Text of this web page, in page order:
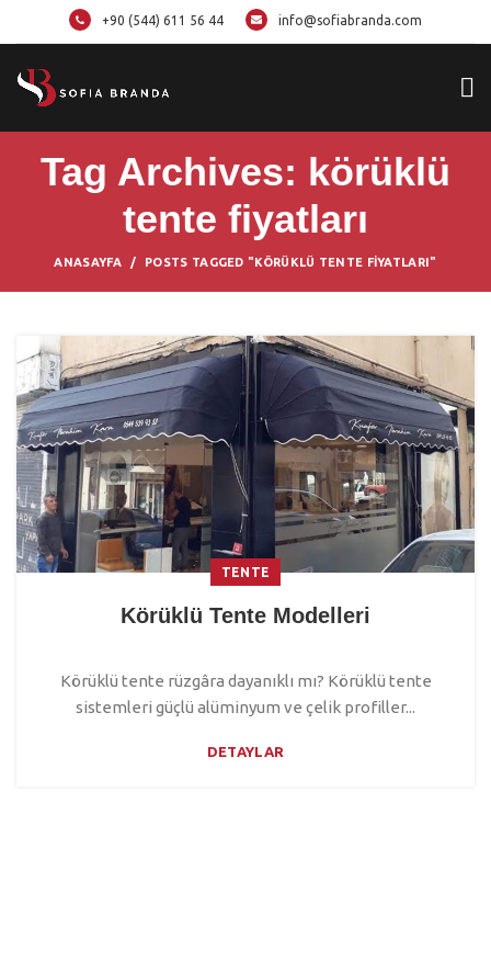
+90 (544) 611 56 44 info@sofiabranda.com
Tag Archives: körüklü
tente fiyatları
ANASAYFA POSTS TAGGED "KÖRÜKLÜ TENTE FIYATLARI"
TENTE
Körüklü Tente Modelleri
Körüklü tente rüzgâra dayanıklı mı? Körüklü tente
sistemleri güçlü alüminyum ve çelik profiller...
DETAYLAR